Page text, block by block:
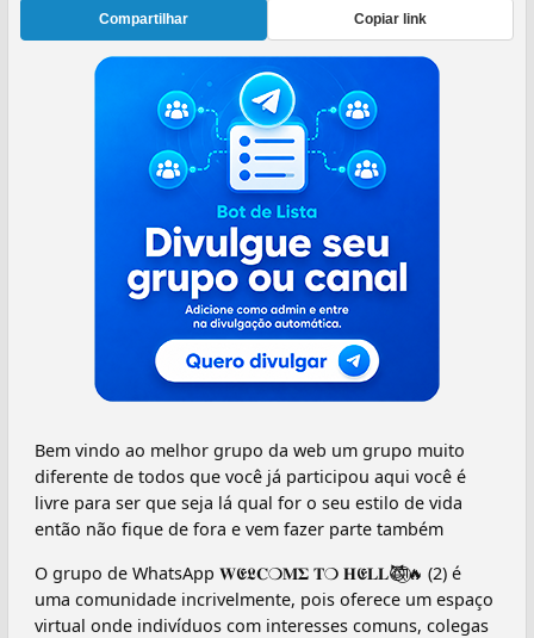
Compartilhar Copiar link
Bem vindo ao melhor grupo da web um grupo muito
diferente de todos que você já participou aqui você é
livre para ser que seja lá qual for o seu estilo de vida
então não fique de fora e vem fazer parte também
O grupo de WhatsApp 𝐖𝕰𝕷𝐂❍𝐌𝚺 𝐓❍ 𝐇𝕰𝐋𝐋😈⃝⃥⃪⃧🔥 (2) é
uma comunidade incrivelmente, pois oferece um espaço
virtual onde indivíduos com interesses comuns, colegas